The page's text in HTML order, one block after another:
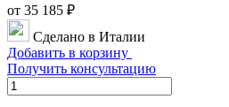
от 35 185 ₽
Сделано в Италии
Добавить в корзину
Получить консультацию